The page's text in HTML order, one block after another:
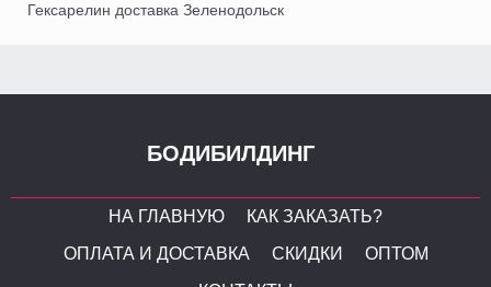
Гексарелин доставка Зеленодольск
БОДИБИЛДИНГ
НА ГЛАВНУЮ
КАК ЗАКАЗАТЬ?
ОПЛАТА И ДОСТАВКА
СКИДКИ
ОПТОМ